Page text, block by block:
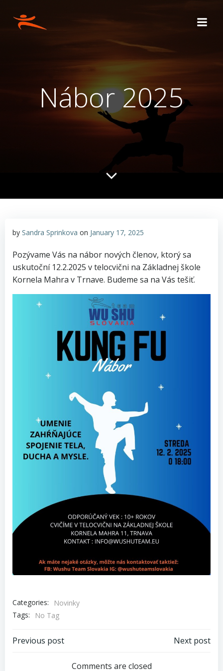
Nábor 2025
by Sandra Sprinkova on January 17, 2025
Pozývame Vás na nábor nových členov, ktorý sa
uskutoční 12.2.2025 v telocvični na Základnej škole
Kornela Mahra v Trnave. Budeme sa na Vás tešiť.
Categories:
Novinky
Tags:
No Tag
Post
Previous post Next post
Comments are closed